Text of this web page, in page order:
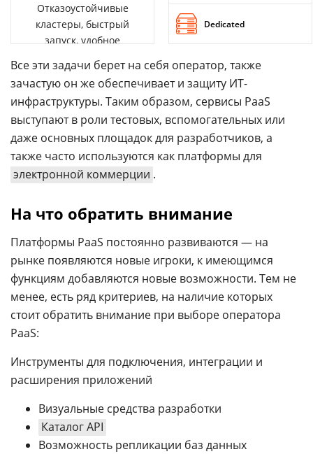
Отказоустойчивые
кластеры, быстрый
запуск, удобное
Dedicated
Все эти задачи берет на себя оператор, также
зачастую он же обеспечивает и защиту ИТ-
инфраструктуры. Таким образом, сервисы PaaS
выступают в роли тестовых, вспомогательных или
даже основных площадок для разработчиков, а
также часто используются как платформы для
электронной коммерции .
На что обратить внимание
Платформы PaaS постоянно развиваются — на
рынке появляются новые игроки, к имеющимся
функциям добавляются новые возможности. Тем не
менее, есть ряд критериев, на наличие которых
стоит обратить внимание при выборе оператора
PaaS:
Инструменты для подключения, интеграции и
расширения приложений
Визуальные средства разработки
Каталог API
Возможность репликации баз данных